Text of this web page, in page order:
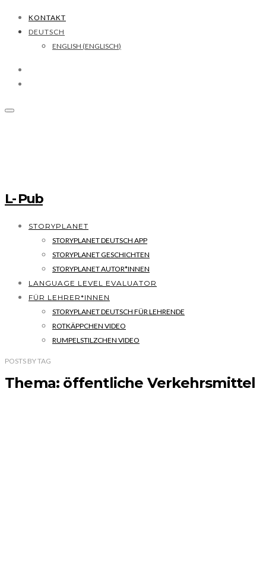
KONTAKT
DEUTSCH
ENGLISH (ENGLISCH)
L- Pub
STORYPLANET
STORYPLANET DEUTSCH APP
STORYPLANET GESCHICHTEN
STORYPLANET AUTOR*INNEN
LANGUAGE LEVEL EVALUATOR
FÜR LEHRER*INNEN
STORYPLANET DEUTSCH FÜR LEHRENDE
ROTKÄPPCHEN VIDEO
RUMPELSTILZCHEN VIDEO
POSTS BYTAG
Thema: öffentliche Verkehrsmittel